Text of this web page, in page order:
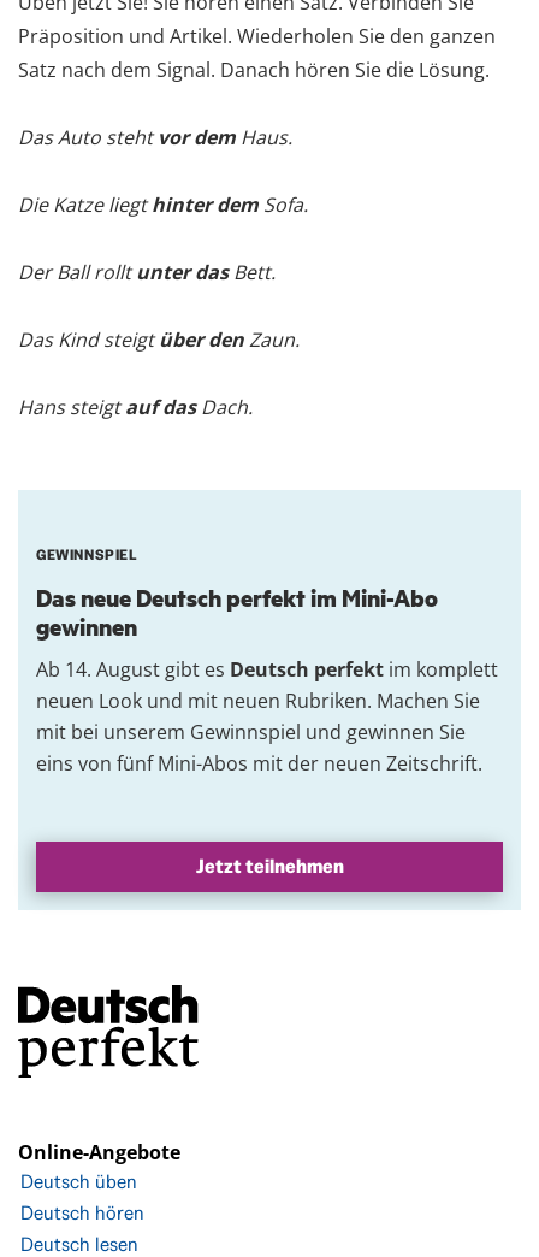
Präposition und Artikel. Wiederholen Sie den ganzen
Satz nach dem Signal. Danach hören Sie die Lösung.
Das Auto stehtvor dem Haus.
Die Katze liegthinter dem Sofa.
Der Ball rolltunter dasBett.
Das Kind steigtüber denZaun.
Hans steigtauf dasDach.
GEWINNSPIEL
Das neue Deutsch perfekt im Mini-Abo
gewinnen
Ab 14. August gibt es Deutsch perfekt im komplett
neuen Look und mit neuen Rubriken. Machen Sie
mit bei unserem Gewinnspiel und gewinnen Sie
eins von fünf Mini-Abos mit der neuen Zeitschrift.
Jetzt teilnehmen
Online-Angebote
Deutsch üben
Deutsch hören
Deutsch lesen